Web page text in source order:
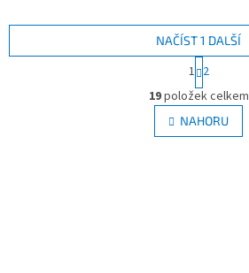
O
v
l
á
NAČÍST 1 DALŠÍ
S
t
r
á
n
k
1 2
19položek celkem
NAHORU